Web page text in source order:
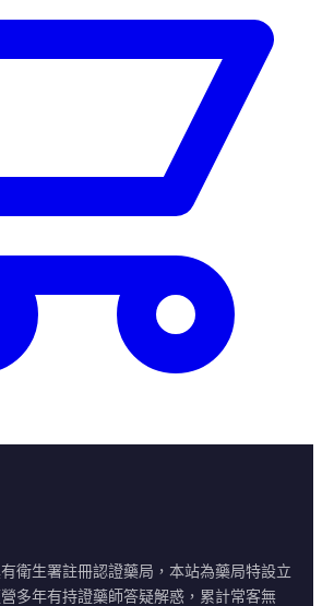
衛生署註冊認證藥局，本站為藥局特設立
多年有持證藥師答疑解惑，累計常客無